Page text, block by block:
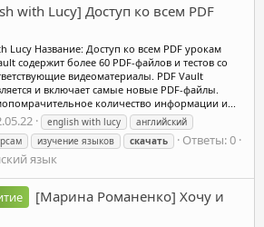
with Lucy] Доступ ко всем PDF
Lucy Название: Доступ ко всем PDF урокам
содержит более 60 PDF-файлов и тестов со
видеоматериалы. PDF Vault
и включает самые новые PDF-файлы.
количество информации и...
english with lucy
английский
изучение языков скачать
Ответы: 0
язык
[Марина Романенко] Хочу и